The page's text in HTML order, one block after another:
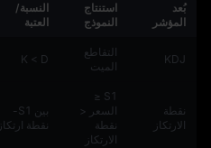
بُعد
المؤشر
استنتاج
النموذج
النسبة/
العتبة
KDJ
التقاطع
الميت
K < D
نقطة
الارتكاز
S1 ≤
السعر <
نقطة
الارتكاز
بين S1-
نقطة ارتكاز